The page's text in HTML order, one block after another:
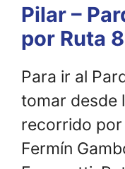
Pilar –
por Ruta 8
Para ir al
tomar desde
recorrido por
Fermín